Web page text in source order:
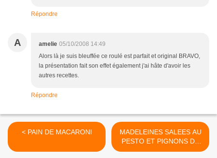
Répondre
A amelie 05/10/2008 14:49
Alors là je suis bleuffée ce roulé est parfait et original BRAVO,
la présentation fait son effet également j'ai hâte d'avoir les
autres recettes.
Répondre
< PAIN DE MACARONI
MADELEINES SALEES AU
PESTO ET PIGNONS DE
PIN >